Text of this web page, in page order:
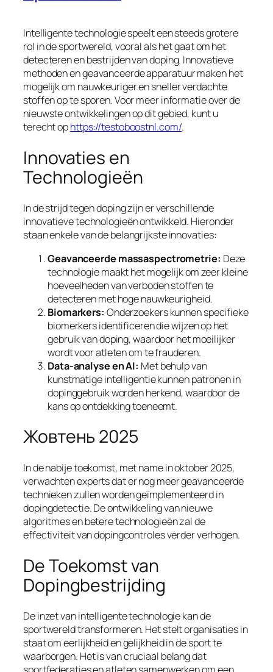
Intelligente technologie speelt een steeds grotere
rol in de sportwereld, vooral als het gaat om het
detecteren en bestrijden van doping. Innovatieve
methoden en geavanceerde apparatuur maken het
mogelijk om nauwkeuriger en sneller verdachte
stoffen op te sporen. Voor meer informatie over de
nieuwste ontwikkelingen op dit gebied, kunt u
terecht ophttps://testoboostnl.com/.
Innovaties en
Technologieën
In de strijd tegen doping zijn er verschillende
innovatieve technologieën ontwikkeld. Hieronder
staan enkele van de belangrijkste innovaties:
Geavanceerde massaspectrometrie: Deze
technologie maakt het mogelijk om zeer kleine
hoeveelheden van verboden stoffen te
detecteren met hoge nauwkeurigheid.
Biomarkers: Onderzoekers kunnen specifieke
biomerkers identificeren die wijzen op het
gebruik van doping, waardoor het moeilijker
wordt voor atleten om te frauderen.
Data-analyse en AI: Met behulp van
kunstmatige intelligentie kunnen patronen in
dopinggebruik worden herkend, waardoor de
kans op ontdekking toeneemt.
Жовтень 2025
In de nabije toekomst, met name in oktober 2025,
verwachten experts dat er nog meer geavanceerde
technieken zullen worden geïmplementeerd in
dopingdetectie. De ontwikkeling van nieuwe
algoritmes en betere technologieën zal de
effectiviteit van dopingcontroles verder verhogen.
De Toekomst van
Dopingbestrijding
De inzet van intelligente technologie kan de
sportwereld transformeren. Het stelt organisaties in
staat om eerlijkheid en gelijkheid in de sport te
waarborgen. Het is van cruciaal belang dat